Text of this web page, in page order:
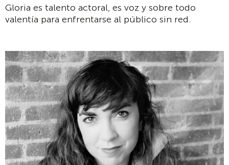
Gloria es talento actoral, es voz y sobre todo
valentía para enfrentarse al público sin red.